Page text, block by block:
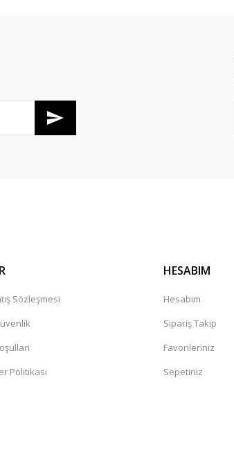
Sözleşmesi
Politikası
HESABIM
Hesabım
Sipariş Takip
Favorileriniz
Sepetiniz